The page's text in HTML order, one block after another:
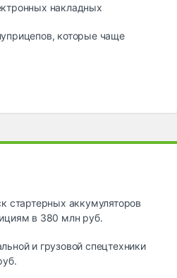
накладных
которые чаще
стартерных аккумуляторов
в 380 млн руб.
и грузовой спецтехники